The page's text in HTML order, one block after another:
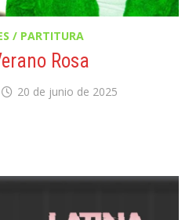
/ PARTITURA
Rosa
20 de junio de 2025